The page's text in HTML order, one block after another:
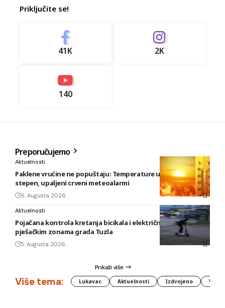
Priključite se!
41K 2K
140
Preporučujemo
Aktuelnosti
Paklene vrućine ne popuštaju: Temperature u BiH i do 41
stepen, upaljeni crveni meteoalarmi
6. Augusta 2026.
Aktuelnosti
Pojačana kontrola kretanja bicikala i električnih romobila u
pješačkim zonama grada Tuzla
5. Augusta 2026.
Prikaži više
Više tema: Lukavac Aktuelnosti Izdvojeno